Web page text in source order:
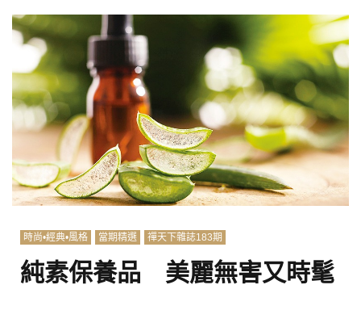
時尚•經典•風格 當期精選 禪天下雜誌183期
純素保養品 美麗無害又時髦